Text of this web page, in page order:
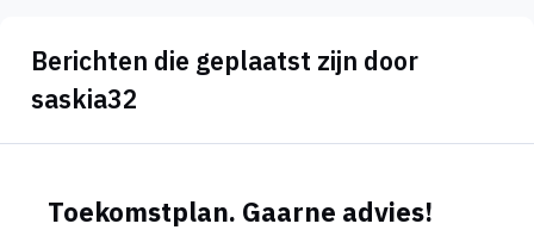
Berichten die geplaatst zijn door
saskia32
Toekomstplan. Gaarne advies!